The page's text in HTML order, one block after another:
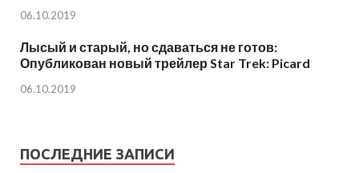
06.10.2019
Лысый и старый, но сдаваться не готов:
Опубликован новый трейлер Star Trek: Picard
06.10.2019
ПОСЛЕДНИЕ ЗАПИСИ